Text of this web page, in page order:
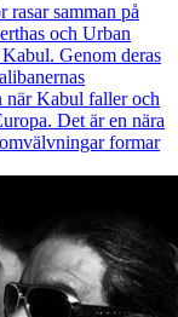
samman på
och Urban
Genom deras
när Kabul faller och
Det är en nära
formar